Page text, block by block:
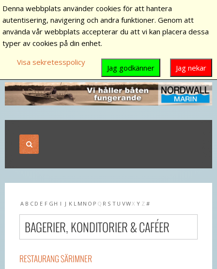
A B C D E F G H I J K L M N O P Q R S T U VWX Y Z #
BAGERIER, KONDITORIER & CAFÉER
RESTAURANG SÄRIMNER
Denna webbplats använder cookies för att hantera
autentisering, navigering och andra funktioner. Genom att
använda vår webbplats accepterar du att vi kan placera dessa
typer av cookies på din enhet.
Visa sekretesspolicy
Jag nekar
Jag godkänner